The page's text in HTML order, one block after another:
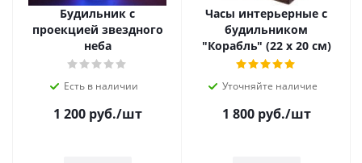
Будильник с
проекцией звездного
неба
Есть в наличии
1 200руб./шт
Часы интерьерные с
будильником
"Корабль" (22 х 20 см)
Уточняйте наличие
1 800руб./шт